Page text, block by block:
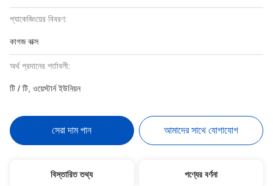
প্যাকেজিংয়ের বিবরণ:
কাগজ বাক্স
অর্থ প্রদানের শর্তাবলী:
টি / টি, ওয়েস্টার্ন ইউনিয়ন
সেরা দাম পান আমাদের সাথে যোগাযোগ
বিস্তারিত তথ্য পণ্যের বর্ণনা